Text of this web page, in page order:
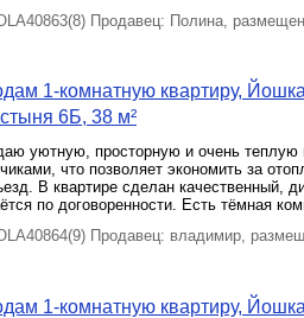
Продавец: Полина,
1-комнатную квартиру,
6Б, 38 м²
уютную, просторную и очень теплую
что позволяет экономить за
В квартире сделан качественный,
по договоренности. Есть тёмная
Продавец: владимир,
1-комнатную квартиру,